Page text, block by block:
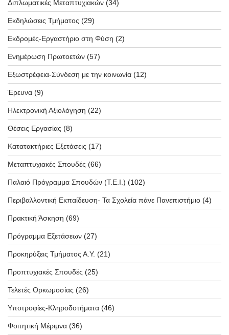
Διπλωματικές Μεταπτυχιακών (34)
Εκδηλώσεις Τμήματος (29)
Εκδρομές-Εργαστήριο στη Φύση (2)
Ενημέρωση Πρωτοετών (57)
Εξωστρέφεια-Σύνδεση με την κοινωνία (12)
Έρευνα (9)
Ηλεκτρονική Αξιολόγηση (22)
Θέσεις Εργασίας (8)
Κατατακτήριες Εξετάσεις (17)
Μεταπτυχιακές Σπουδές (66)
Παλαιό Πρόγραμμα Σπουδών (T.E.I.) (102)
Περιβαλλοντική Εκπαίδευση- Τα Σχολεία πάνε Πανεπιστήμιο (4)
Πρακτική Άσκηση (69)
Πρόγραμμα Εξετάσεων (27)
Προκηρύξεις Τμήματος Α.Υ. (21)
Προπτυχιακές Σπουδές (25)
Τελετές Ορκωμοσίας (26)
Υποτροφίες-Κληροδοτήματα (46)
Φοιτητική Μέριμνα (36)